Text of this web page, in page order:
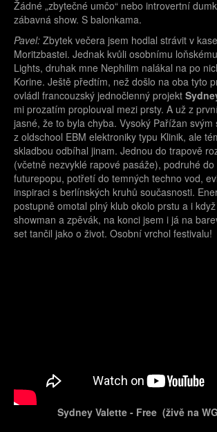
Žádné „zbytečné umčo“ nebo introvertní
zábavná show. S balonkama.
Pavel: Zbytek večera jsem hodlal strávit v
Moritzbastei. Jednak kvůli osobnímu
Lights, druhak mne Nephilim nalákal na po
Korine. Ještě předtím, než došlo na oba tyto
ovládl francouzský jednočlenný projekt
mi prozatím proplouval mezi prsty. A už z
jasné, že to byla chyba. Vysoký Pařížan svým
z oldschool EBM elektroniky typu Klinik, ale
skladbou odbíhal jinam. Jednou do trapově
(včetně nezvyklé rapové pasáže), podruhé
futurepopu, potřetí do temných techno vod,
inspiraci s berlínských kruhů současnosti.
postupně omotal plný klub okolo prstu a i
showman a zpěvák, na konci jsem i já na
set tančil jako o život. Osobní vrchol festivalu!
Sydney Valette - Free (živě na